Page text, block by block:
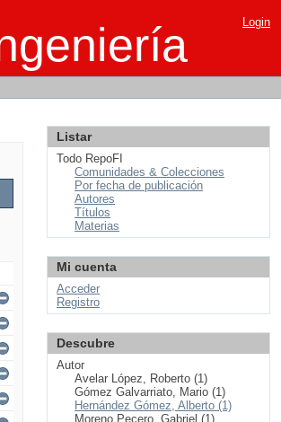
Login
Listar
Todo RepoFI
Comunidades & Colecciones
Por fecha de publicación
Autores
Títulos
Materias
Mi cuenta
Acceder
Registro
Descubre
Autor
Avelar López, Roberto (1)
Gómez Galvarriato, Mario (1)
Hernández Gómez, Alberto (1)
Moreno Pecero, Gabriel (1)